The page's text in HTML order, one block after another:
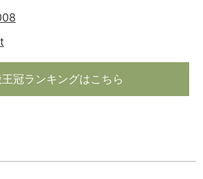
冠ランキングはこちら